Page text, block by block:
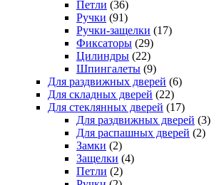
Петли (36)
Ручки (91)
Ручки-защелки (17)
Фиксаторы (29)
Цилиндры (22)
Шпингалеты (9)
Для раздвижных дверей (6)
Для складных дверей (22)
Для стеклянных дверей (17)
Для раздвижных дверей (3)
Для распашных дверей (2)
Замки (2)
Защелки (4)
Петли (2)